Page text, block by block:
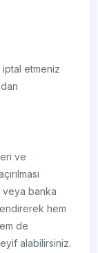
etmeniz
ve
veya banka
hem
de
alabilirsiniz.